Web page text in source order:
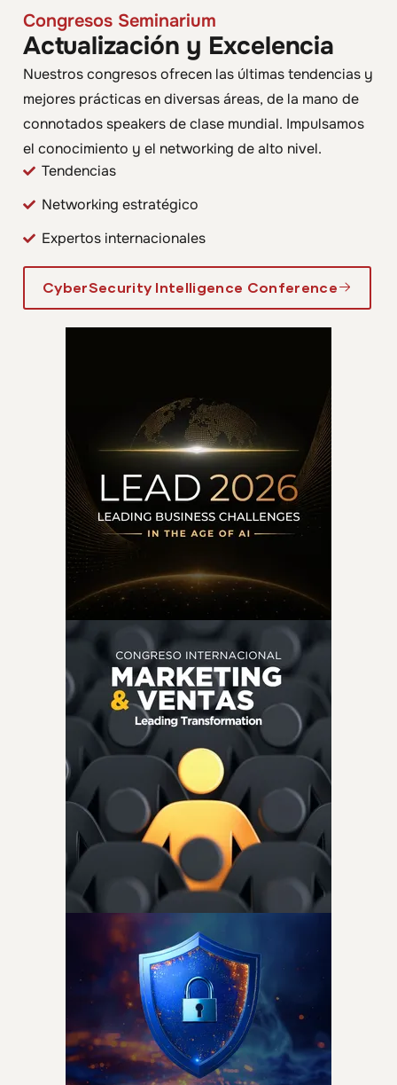
Congresos Seminarium
Actualización y Excelencia
Nuestros congresos ofrecen las últimas tendencias y
mejores prácticas en diversas áreas, de la mano de
connotados speakers de clase mundial. Impulsamos
el conocimiento y el networking de alto nivel.
Tendencias
Networking estratégico
Expertos internacionales
CyberSecurity Intelligence Conference